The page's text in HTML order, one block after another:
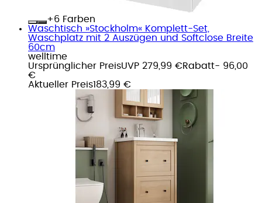
+
Farben
Waschtisch »Stockholm« Komplett-Set,
Waschplatz mit 2 Auszügen und Softclose Breite
60cm
welltime
Ursprünglicher PreisUVP 279,99 €Rabatt- 96,00
€
Aktueller Preis183,99 €